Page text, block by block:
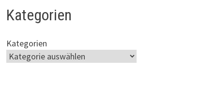
Kategorien
Kategorien